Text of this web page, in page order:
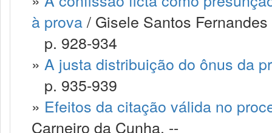
à prova/ Gisele Santos
p. 928-934
» A justa distribuição do ônus da
p. 935-939
» Efeitos da citação válida no
Carneiro da Cunha. --